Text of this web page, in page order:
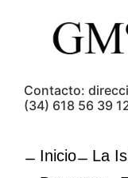
Contacto:
(34) 618 56 39
Inicio La